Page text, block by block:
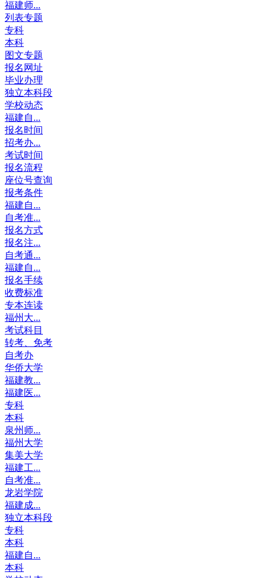
福建师...
列表专题
专科
本科
图文专题
报名网址
毕业办理
独立本科段
学校动态
福建自...
报名时间
招考办...
考试时间
报名流程
座位号查询
报考条件
福建自...
自考准...
报名方式
报名注...
自考通...
福建自...
报名手续
收费标准
专本连读
福州大...
考试科目
转考、免考
自考办
华侨大学
福建教...
福建医...
专科
本科
泉州师...
福州大学
集美大学
福建工...
自考准...
龙岩学院
福建成...
独立本科段
专科
本科
福建自...
本科